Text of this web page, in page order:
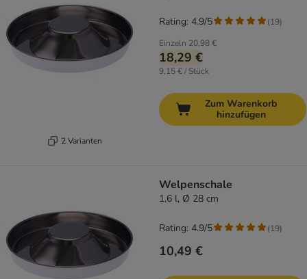
2 Varianten
Einzeln 20,98 €
18,29 €
9,15 € / Stück
Rating: 4.9/5 (19)
Zum Warenkorb
hinzufügen
Welpenschale
1,6 l, Ø 28 cm
10,49 €
Rating: 4.9/5 (19)